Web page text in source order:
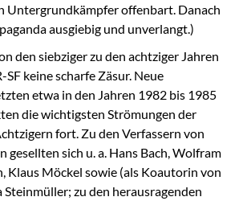
Untergrundkämpfer offenbart. Danach
ausgiebig und unverlangt.)
den siebziger zu den achtziger Jahren
SF keine scharfe Zäsur. Neue
etwa in den Jahren 1982 bis 1985
die wichtigsten Strömungen der
fort. Zu den Verfassern von
gesellten sich u. a. Hans Bach, Wolfram
Klaus Möckel sowie (als Koautorin von
Steinmüller; zu den herausragenden